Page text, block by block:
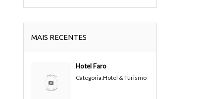
MAIS RECENTES
Hotel Faro
Categoria:Hotel & Turismo